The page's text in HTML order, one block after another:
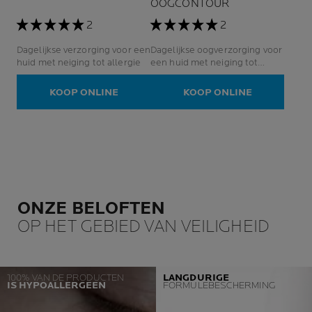
2
Dagelijkse verzorging voor een
huid met neiging tot allergie
KOOP ONLINE
OOGCONTOUR
2
Dagelijkse oogverzorging voor
een huid met neiging tot
allergie
KOOP ONLINE
ONZE BELOFTEN
OP HET GEBIED VAN VEILIGHEID
100% VAN DE PRODUCTEN
IS HYPOALLERGEEN
LANGDURIGE
FORMULEBESCHERMING